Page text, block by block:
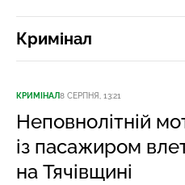
Кримінал
КРИМІНАЛ8 СЕРПНЯ, 13:21
Неповнолітній
із пасажиром
на Тячівщині